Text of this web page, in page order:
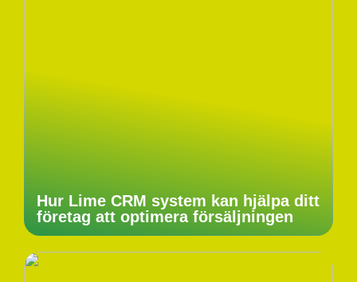
Hur Lime CRM system kan hjälpa ditt
företag att optimera försäljningen